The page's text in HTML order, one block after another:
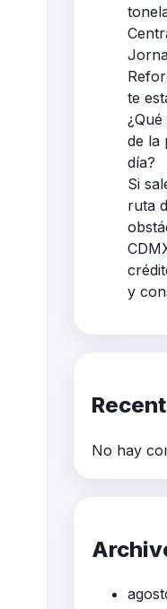
te
de la
día?
Si
ruta
y
No hay